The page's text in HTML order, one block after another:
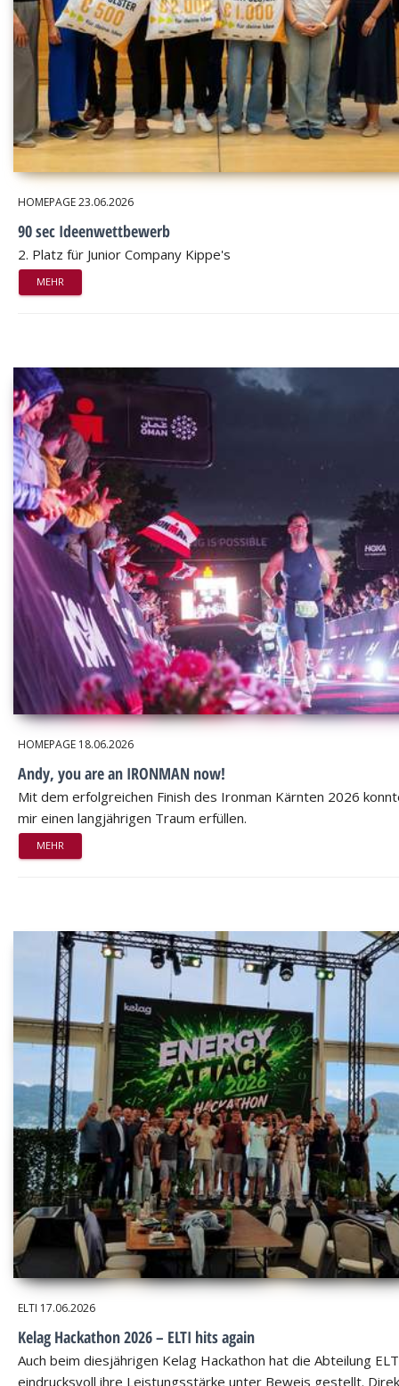
HOMEPAGE23.06.2026
90 sec Ideenwettbewerb
2. Platz für Junior Company Kippe's
MEHR
HOMEPAGE 18.06.2026
Andy, you are an IRONMAN now!
Mit dem erfolgreichen Finish des Ironman Kärnten 2026
mir einen langjährigen Traum erfüllen.
MEHR
ELTI 17.06.2026
Kelag Hackathon 2026 – ELTI hits again
Auch beim diesjährigen Kelag Hackathon hat die Abteilung
eindrucksvoll ihre Leistungsstärke unter Beweis gestellt.